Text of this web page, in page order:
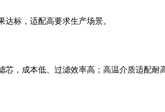
标，适配高要求生产场景。
，成本低、过滤效率高；高温介质适配耐